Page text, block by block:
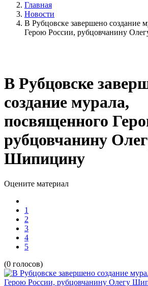
Главная
Новости
В Рубцовске завершено создание
Герою России, рубцовчанину
В Рубцовске
создание мурала,
посвященного
рубцовчанину
Шипицину
Оцените материал
1
2
3
4
5
(0 голосов)